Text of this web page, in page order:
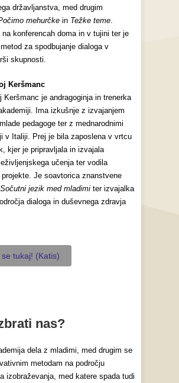
državljanstva, med drugim
mehurčke in Težke teme.
na konferencah doma in v tujini ter je
za spodbujanje dialoga v
skupnosti.
Keršmanc
Keršmanc je andragoginja in trenerka
Ima izkušnje z izvajanjem
pedagoge ter z mednarodnimi
v Italiji. Prej je bila zaposlena v vrtcu
kjer je pripravljala in izvajala
učenja ter vodila
Je soavtorica znanstvene
Sočutni jezik med mladimi ter izvajalka
dialoga in duševnega zdravja
se tukaj! (Katis)
nas?
dela z mladimi, med drugim se
metodam na področju
izobraževanja, med katere spada tudi